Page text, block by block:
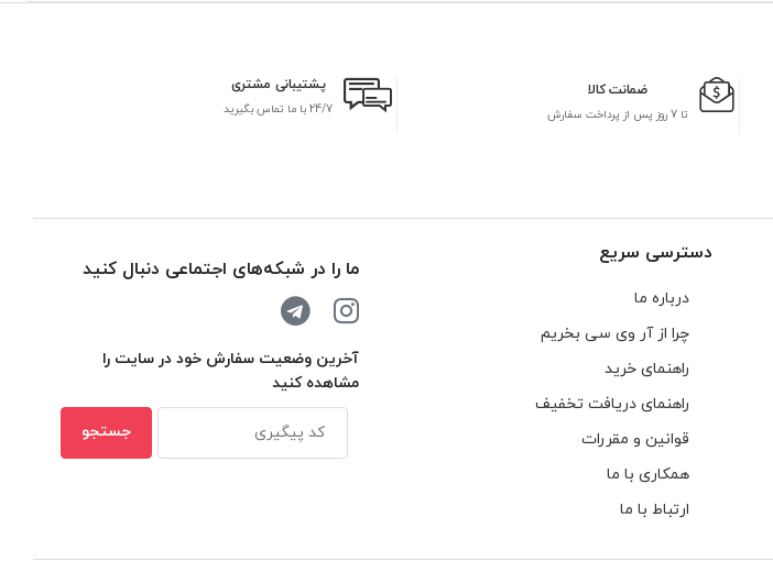
ضمانت کالا
تا 7 روز پس از پرداخت سفارش
پشتیبانی مشتری
24/7 با ما تماس بگیرید
دسترسی سریع
درباره ما
چرا از آر وی سی بخریم
راهنمای خرید
راهنمای دریافت تخفیف
قوانین و مقررات
همکاری با ما
ارتباط با ما
ما را در شبکه‌های اجتماعی دنبال کنید
آخرین وضعیت سفارش خود در سایت را
مشاهده کنید